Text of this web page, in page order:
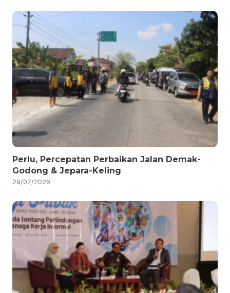
Perlu, Percepatan Perbaikan Jalan Demak-
Godong & Jepara-Keling
29/07/2026